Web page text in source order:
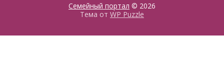
Семейный портал © 2026
Тема от WP Puzzle